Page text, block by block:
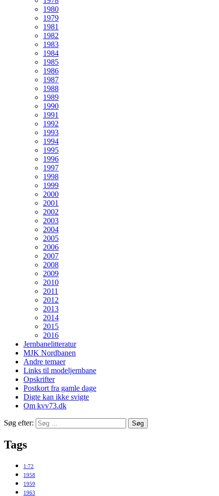
1980
1979
1981
1982
1983
1984
1985
1986
1987
1988
1989
1990
1991
1992
1993
1994
1995
1996
1997
1998
1999
2000
2001
2002
2003
2004
2005
2006
2007
2008
2009
2010
2011
2012
2013
2014
2015
2016
Jernbanelitteratur
MJK Nordbanen
Andre temaer
Links til modeljernbane
Opskrifter
Postkort fra gamle dage
Digte kan ikke svigte
Om kvv73.dk
Søg efter:
Tags
1:72
1958
1959
1963